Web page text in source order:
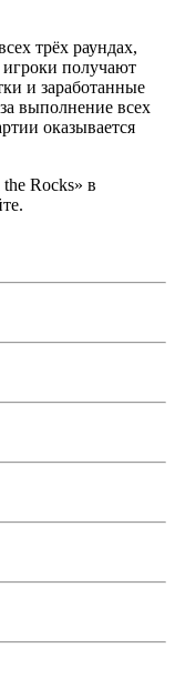
трёх раундах,
игроки получают
и заработанные
выполнение всех
оказывается
Rocks» в